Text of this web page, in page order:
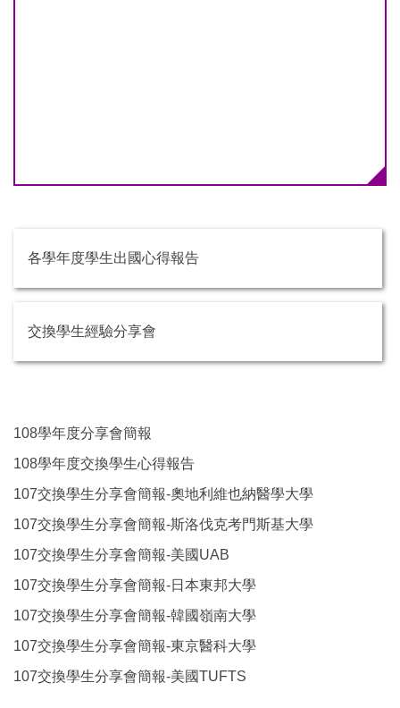
各學年度學生出國心得報告
交換學生經驗分享會
108學年度分享會簡報
108學年度交換學生心得報告
107交換學生分享會簡報-奧地利維也納醫學大學
107交換學生分享會簡報-斯洛伐克考門斯基大學
107交換學生分享會簡報-美國UAB
107交換學生分享會簡報-日本東邦大學
107交換學生分享會簡報-韓國嶺南大學
107交換學生分享會簡報-東京醫科大學
107交換學生分享會簡報-美國TUFTS